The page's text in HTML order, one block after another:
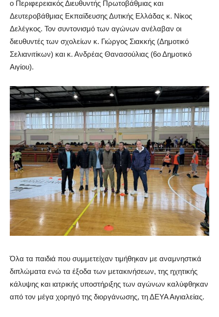
ο Περιφερειακός Διευθυντής Πρωτοβάθμιας και
Δευτεροβάθμιας Εκπαίδευσης Δυτικής Ελλάδας κ. Νίκος
Δελέγκος. Τον συντονισμό των αγώνων ανέλαβαν οι
διευθυντές των σχολείων κ. Γιώργος Σιακκής (Δημοτικό
Σελιανιτίκων) και κ. Ανδρέας Θανασούλιας (6ο Δημοτικό
Αιγίου).
Όλα τα παιδιά που συμμετείχαν τιμήθηκαν με αναμνηστικά
διπλώματα ενώ τα έξοδα των μετακινήσεων, της ηχητικής
κάλυψης και ιατρικής υποστήριξης των αγώνων καλύφθηκαν
από τον μέγα χορηγό της διοργάνωσης, τη ΔΕΥΑ Αιγιαλείας.